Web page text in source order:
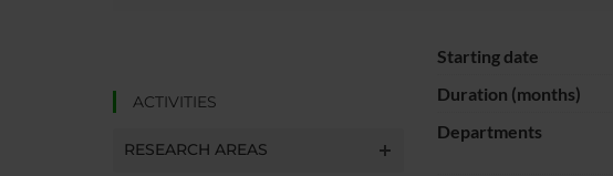
ACTIVITIES
RESEARCH AREAS
Starting date
Duration (months)
Departments